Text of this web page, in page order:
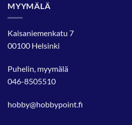
MYYMÄLÄ
Kaisaniemenkatu 7
00100 Helsinki
Puhelin, myymälä
046-8505510
hobby@hobbypoint.fi